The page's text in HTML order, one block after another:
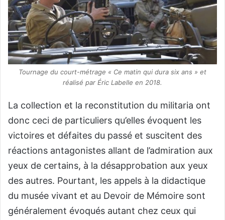
Tournage du court-métrage « Ce matin qui dura six ans » et
réalisé par Éric Labelle en 2018.
La collection et la reconstitution du militaria ont
donc ceci de particuliers qu’elles évoquent les
victoires et défaites du passé et suscitent des
réactions antagonistes allant de l’admiration aux
yeux de certains, à la désapprobation aux yeux
des autres. Pourtant, les appels à la didactique
du musée vivant et au Devoir de Mémoire sont
généralement évoqués autant chez ceux qui